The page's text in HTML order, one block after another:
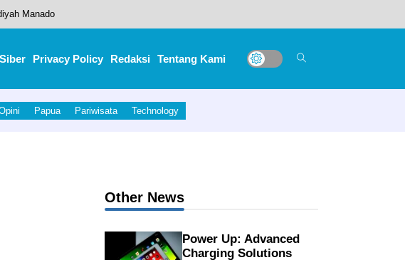
Manado
Privacy Policy Redaksi Tentang Kami
Papua Pariwisata Technology
Other News
Power Up: Advanced
Charging Solutions